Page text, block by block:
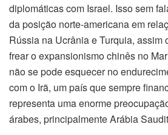
diplomáticas com Israel. Isso sem
da posição norte-americana em
Rússia na Ucrânia e Turquia, assim
frear o expansionismo chinês no
não se pode esquecer no
com o Irã, um país que sempre
representa uma enorme
árabes, principalmente Arábia